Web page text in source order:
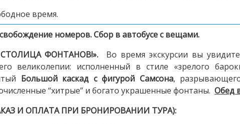
время.
номеров. Сбор в автобусе с вещами.
ФОНТАНОВ!». Во время экскурсии вы увидите
великолепии: исполненный в стиле «зрелого
Большой каскад с фигурой Самсона,
“хитрые” и богато украшенные фонтаны. Обед
И ОПЛАТА ПРИ БРОНИРОВАНИИ ТУРА):